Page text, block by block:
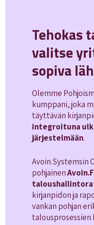
Tehokas
valitse
sopiva
Olemme
kumppani, joka
täyttävän
integroituna
järjestelmään.
Avoin.Systemsin
pohjainen
kirjanpidon ja
vankan pohjan
talousprosessien